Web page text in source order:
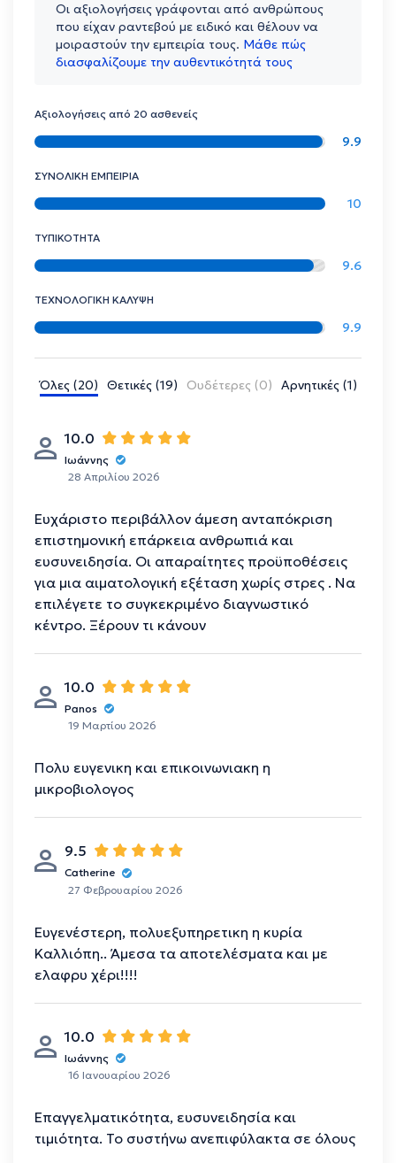
Οι αξιολογήσεις γράφονται από ανθρώπους
που είχαν ραντεβού με ειδικό και θέλουν να
μοιραστούν την εμπειρία τους. Μάθε πώς
διασφαλίζουμε την αυθεντικότητά τους
Αξιολογήσεις από 20 ασθενείς
9.9
ΣΥΝΟΛΙΚΗ ΕΜΠΕΙΡΙΑ
10
ΤΥΠΙΚΟΤΗΤΑ
9.6
ΤΕΧΝΟΛΟΓΙΚΗ ΚΑΛΥΨΗ
9.9
Όλες (20) Θετικές (19) Ουδέτερες (0) Αρνητικές (1)
10.0
Ιωάννης
28 Απριλίου 2026
Ευχάριστο περιβάλλον άμεση ανταπόκριση
επιστημονική επάρκεια ανθρωπιά και
ευσυνειδησία. Οι απαραίτητες προϋποθέσεις
για μια αιματολογική εξέταση χωρίς στρες . Να
επιλέγετε το συγκεκριμένο διαγνωστικό
κέντρο. Ξέρουν τι κάνουν
10.0
Panos
19 Μαρτίου 2026
Πολυ ευγενικη και επικοινωνιακη η
μικροβιολογος
9.5
Catherine
27 Φεβρουαρίου 2026
Ευγενέστερη, πολυεξυπηρετικη η κυρία
Καλλιόπη.. Άμεσα τα αποτελέσματα και με
ελαφρυ χέρι!!!!
10.0
Ιωάννης
16 Ιανουαρίου 2026
Επαγγελματικότητα, ευσυνειδησία και
τιμιότητα. Το συστήνω ανεπιφύλακτα σε όλους